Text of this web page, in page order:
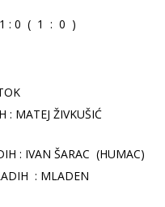
1 : 0 ( 1 : 0 )
: MATEJ ŽIVKUŠIĆ
: IVAN ŠARAC (HUMAC)
: MLADEN